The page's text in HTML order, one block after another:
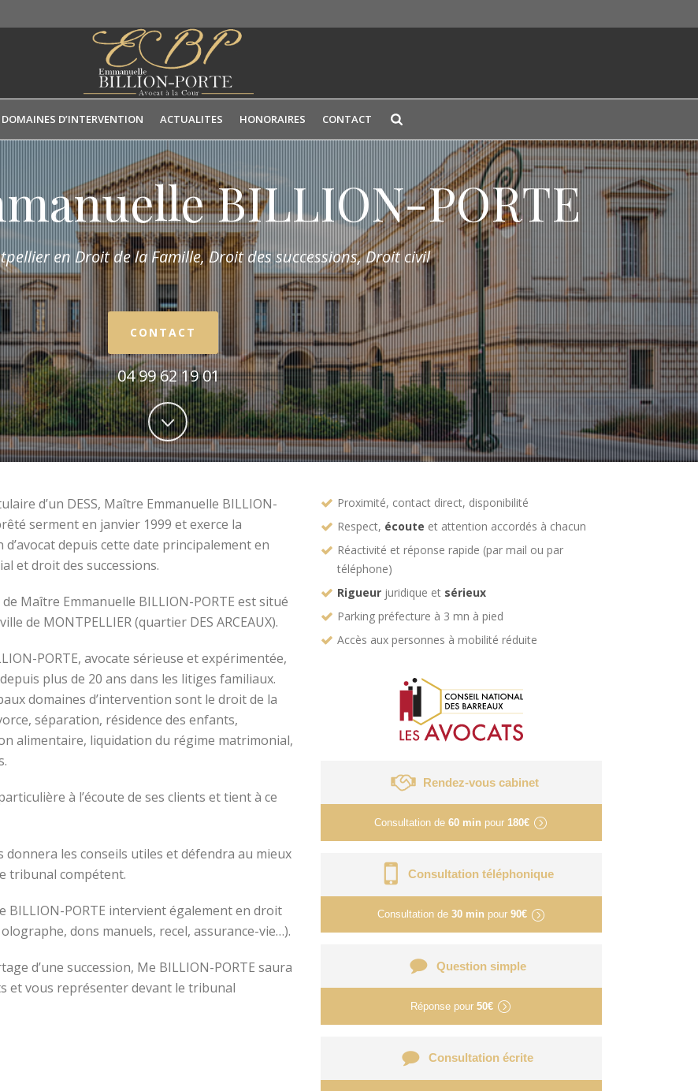
DOMAINES D’INTERVENTION ACTUALITES HONORAIRES CONTACT
BILLION-PORTE
en Droit de la Famille,Droit des successions, Droit civil
CONTACT
04 99 62 19 01
d’un DESS, Maître Emmanuelle BILLION-
serment en janvier 1999 et exerce la
d’avocat depuis cette date principalement en
et droit des successions.
Maître Emmanuelle BILLION-PORTE est situé
de MONTPELLIER (quartier DES ARCEAUX).
PORTE, avocate sérieuse et expérimentée,
plus de 20 ans dans les litiges familiaux.
domaines d’intervention sont le droit de la
séparation, résidence des enfants,
alimentaire, liquidation du régime matrimonial,
à l’écoute de ses clients et tient à ce
les conseils utiles et défendra au mieux
tribunal compétent.
BILLION-PORTE intervient également en droit
dons manuels, recel, assurance-vie…).
d’une succession, Me BILLION-PORTE saura
et vous représenter devant le tribunal
Proximité, contact direct, disponibilité
Respect, écoute et attention accordés à chacun
Réactivité et réponse rapide (par mail ou par
téléphone)
Rigueur juridique et sérieux
Parking préfecture à 3 mn à pied
Accès aux personnes à mobilité réduite
Rendez-vous cabinet
Consultation de60 min pour 180€
Consultation téléphonique
Consultation de 30 min pour 90€
Question simple
Réponse pour50€
Consultation écrite